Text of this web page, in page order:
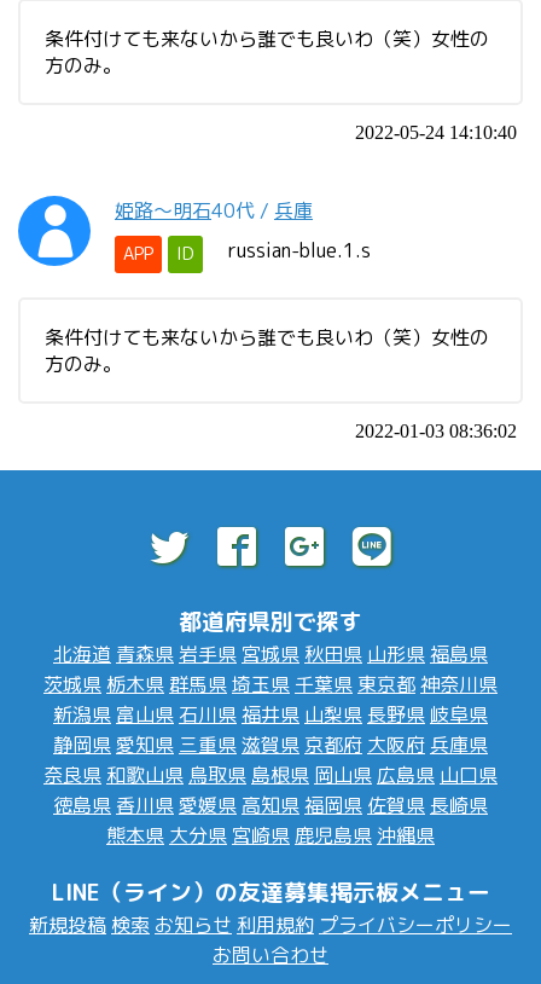
条件付けても来ないから誰でも良いわ（笑）女性の
方のみ。
2022-05-24 14:10:40
姫路〜明石40代 / 兵庫
APP ID russian-blue.1.s
条件付けても来ないから誰でも良いわ（笑）女性の
方のみ。
2022-01-03 08:36:02
都道府県別で探す
北海道 青森県 岩手県 宮城県 秋田県 山形県福島県
茨城県 栃木県群馬県埼玉県 千葉県 東京都神奈川県
新潟県 富山県 石川県福井県 山梨県 長野県 岐阜県
静岡県愛知県 三重県滋賀県 京都府 大阪府 兵庫県
奈良県 和歌山県 鳥取県 島根県 岡山県 広島県 山口県
徳島県 香川県愛媛県 高知県福岡県 佐賀県 長崎県
熊本県 大分県 宮崎県 鹿児島県 沖縄県
LINE（ライン）の友達募集掲示板メニュー
新規投稿 検索 お知らせ 利用規約 プライバシーポリシー
お問い合わせ